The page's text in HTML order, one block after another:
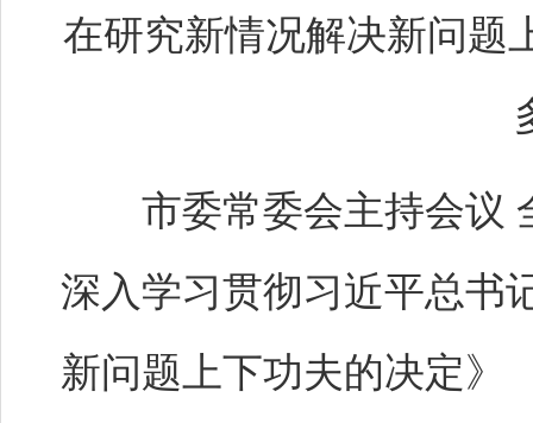
在研究新情况解决新问题
市委常委会主持会议
深入学习贯彻习近平总书
新问题上下功夫的决定》